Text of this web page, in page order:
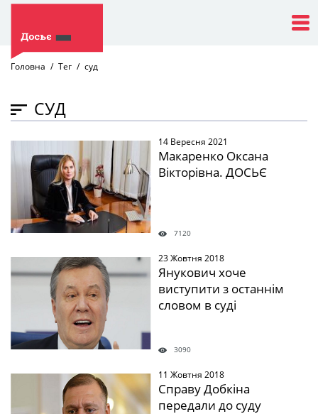
Головна Тег суд
СУД
14 Вересня 2021
Макаренко Оксана
Вікторівна. ДОСЬЄ
7120
23 Жовтня 2018
Янукович хоче
виступити з останнім
словом в суді
3090
11 Жовтня 2018
Справу Добкіна
передали до суду